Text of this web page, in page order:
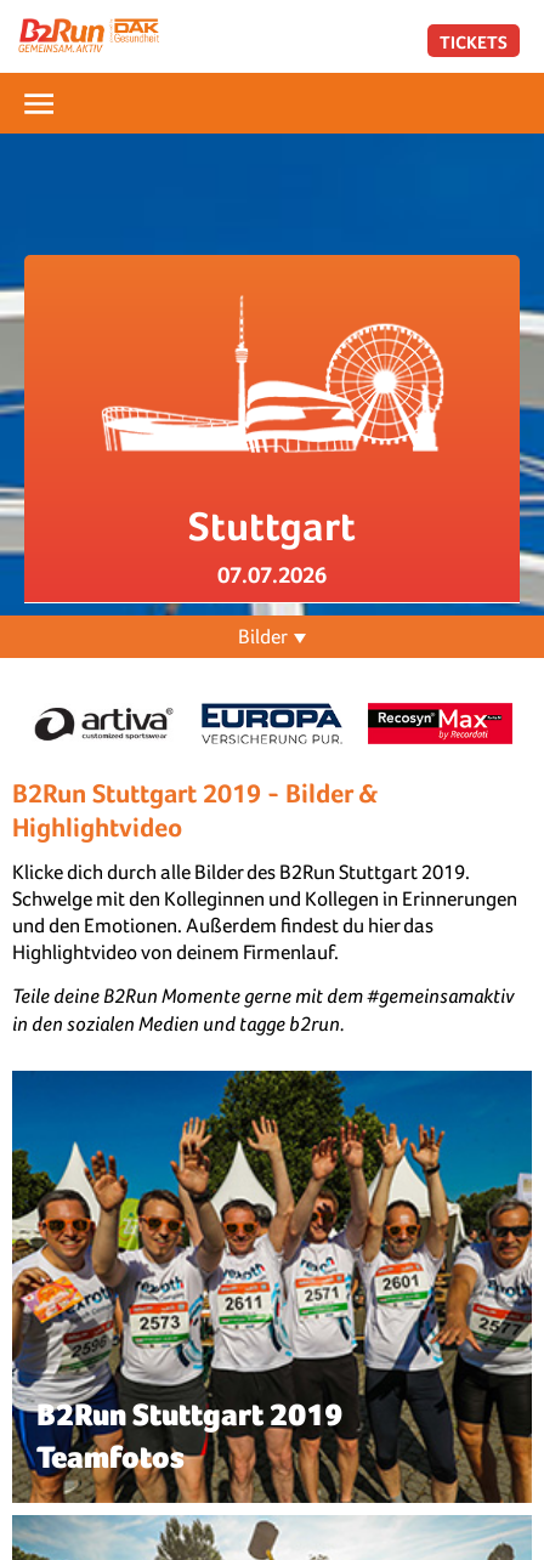
TICKETS
Stuttgart
07.07.2026
Bilder
B2Run Stuttgart 2019 - Bilder &
Highlightvideo
Klicke dich durch alle Bilder des B2Run Stuttgart 2019.
Schwelge mit den Kolleginnen und Kollegen in Erinnerungen
und den Emotionen. Außerdem findest du hier das
Highlightvideo von deinem Firmenlauf.
Teile deine B2Run Momente gerne mit dem #gemeinsamaktiv
in den sozialen Medien und tagge b2run.
B2Run Stuttgart 2019
Teamfotos